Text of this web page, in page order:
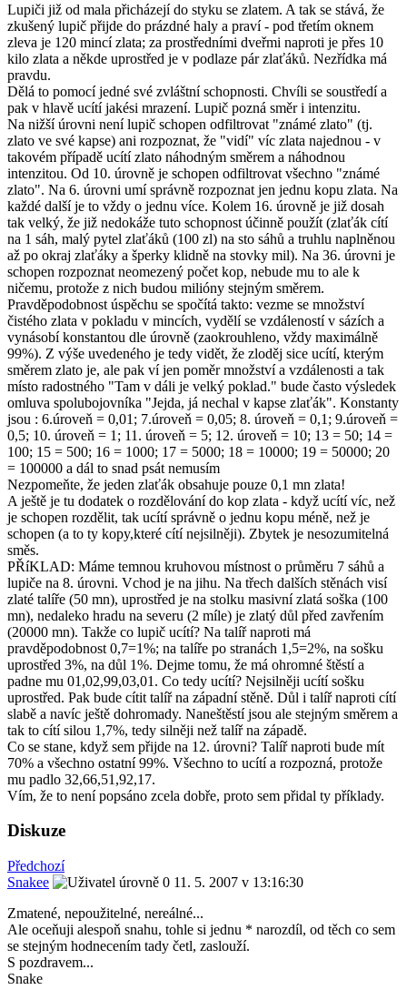
Lupiči již od mala přicházejí do styku se zlatem. A tak se stává, že
zkušený lupič přijde do prázdné haly a praví - pod třetím oknem
zleva je 120 mincí zlata; za prostředními dveřmi naproti je přes 10
kilo zlata a někde uprostřed je v podlaze pár zlaťáků. Nezřídka má
pravdu.
Dělá to pomocí jedné své zvláštní schopnosti. Chvíli se soustředí a
pak v hlavě ucítí jakési mrazení. Lupič pozná směr i intenzitu.
Na nižší úrovni není lupič schopen odfiltrovat "známé zlato" (tj.
zlato ve své kapse) ani rozpoznat, že "vidí" víc zlata najednou - v
takovém případě ucítí zlato náhodným směrem a náhodnou
intenzitou. Od 10. úrovně je schopen odfiltrovat všechno "známé
zlato". Na 6. úrovni umí správně rozpoznat jen jednu kopu zlata. Na
každé další je to vždy o jednu více. Kolem 16. úrovně je již dosah
tak velký, že již nedokáže tuto schopnost účinně použít (zlaťák cítí
na 1 sáh, malý pytel zlaťáků (100 zl) na sto sáhů a truhlu naplněnou
až po okraj zlaťáky a šperky klidně na stovky mil). Na 36. úrovni je
schopen rozpoznat neomezený počet kop, nebude mu to ale k
ničemu, protože z nich budou milióny stejným směrem.
Pravděpodobnost úspěchu se spočítá takto: vezme se množství
čistého zlata v pokladu v mincích, vydělí se vzdáleností v sázích a
vynásobí konstantou dle úrovně (zaokrouhleno, vždy maximálně
99%). Z výše uvedeného je tedy vidět, že zloděj sice ucítí, kterým
směrem zlato je, ale pak ví jen poměr množství a vzdálenosti a tak
místo radostného "Tam v dáli je velký poklad." bude často výsledek
omluva spolubojovníka "Jejda, já nechal v kapse zlaťák". Konstanty
jsou : 6.úroveň = 0,01; 7.úroveň = 0,05; 8. úroveň = 0,1; 9.úroveň =
0,5; 10. úroveň = 1; 11. úroveň = 5; 12. úroveň = 10; 13 = 50; 14 =
100; 15 = 500; 16 = 1000; 17 = 5000; 18 = 10000; 19 = 50000; 20
= 100000 a dál to snad psát nemusím
Nezpomeňte, že jeden zlaťák obsahuje pouze 0,1 mn zlata!
A ještě je tu dodatek o rozdělování do kop zlata - když ucítí víc, než
je schopen rozdělit, tak ucítí správně o jednu kopu méně, než je
schopen (a to ty kopy,které cítí nejsilněji). Zbytek je nesozumitelná
směs.
PŘíKLAD: Máme temnou kruhovou místnost o průměru 7 sáhů a
lupiče na 8. úrovni. Vchod je na jihu. Na třech dalších stěnách visí
zlaté talíře (50 mn), uprostřed je na stolku masivní zlatá soška (100
mn), nedaleko hradu na severu (2 míle) je zlatý důl před zavřením
(20000 mn). Takže co lupič ucítí? Na talíř naproti má
pravděpodobnost 0,7=1%; na talíře po stranách 1,5=2%, na sošku
uprostřed 3%, na důl 1%. Dejme tomu, že má ohromné štěstí a
padne mu 01,02,99,03,01. Co tedy ucítí? Nejsilněji ucítí sošku
uprostřed. Pak bude cítit talíř na západní stěně. Důl i talíř naproti cítí
slabě a navíc ještě dohromady. Naneštěstí jsou ale stejným směrem a
tak to cítí silou 1,7%, tedy silněji než talíř na západě.
Co se stane, když sem přijde na 12. úrovni? Talíř naproti bude mít
70% a všechno ostatní 99%. Všechno to ucítí a rozpozná, protože
mu padlo 32,66,51,92,17.
Vím, že to není popsáno zcela dobře, proto sem přidal ty příklady.
Diskuze
Předchozí
Snakee
11. 5. 2007 v 13:16:30
Zmatené, nepoužitelné, nereálné...
Ale oceňuji alespoň snahu, tohle si jednu * narozdíl, od těch co sem
se stejným hodnecením tady četl, zaslouží.
S pozdravem...
Snake